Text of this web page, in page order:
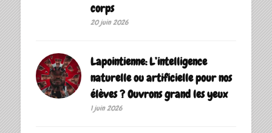
corps
20 juin 2026
Lapointienne: L’intelligence
naturelle ou artificielle pour nos
élèves ? Ouvrons grand les yeux
1 juin 2026